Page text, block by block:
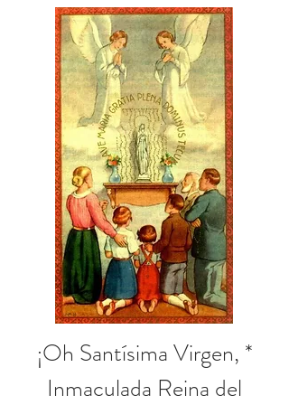
¡Oh Santísima Virgen, *
Inmaculada Reina del